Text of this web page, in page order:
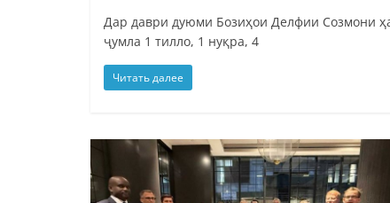
Дар даври дуюми Бозиҳои Делфии Созмони
ҷумла 1 тилло, 1 нуқра, 4
Читать далее